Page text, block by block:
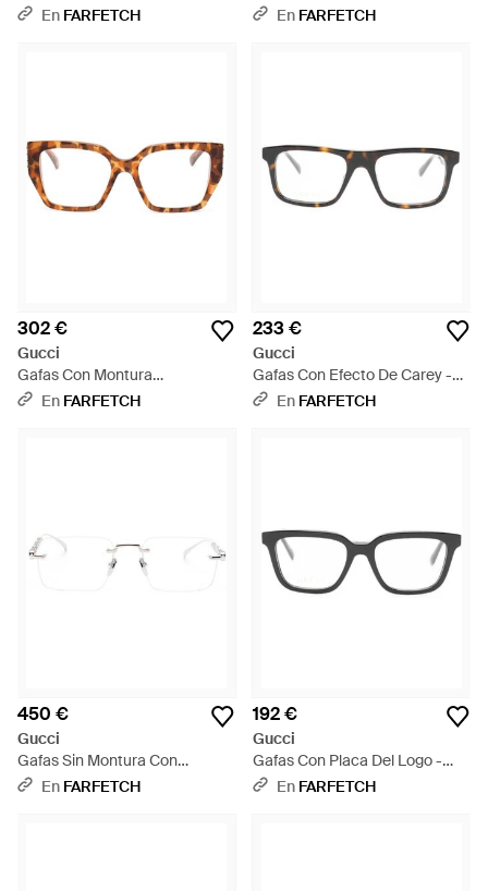
Marrón
En FARFETCH
RojoEn FARFETCH
302 €
Gucci
Gafas Con Montura
Geométrica - Marrón
En FARFETCH
233 €
Gucci
Gafas Con Efecto De Carey -
Negro
En FARFETCH
450 €
Gucci
Gafas Sin Montura Con
Detalles De Cristal - Blanco
En FARFETCH
192 €
Gucci
Gafas Con Placa Del Logo -
Negro
En FARFETCH